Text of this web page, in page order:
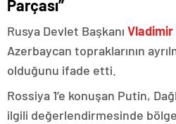
Parçası”
Rusya Devlet Başkanı Vladimir
Azerbaycan topraklarının
olduğunu ifade etti.
Rossiya 1’e konuşan Putin,
ilgili değerlendirmesinde